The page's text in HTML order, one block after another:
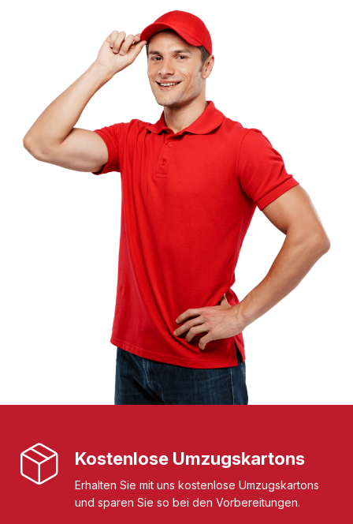
Kostenlose Umzugskartons
Erhalten Sie mit uns kostenlose Umzugskartons
und sparen Sie so bei den Vorbereitungen.